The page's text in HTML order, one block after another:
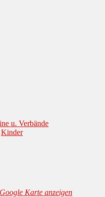
u. Verbände
Kinder
Google Karte anzeigen